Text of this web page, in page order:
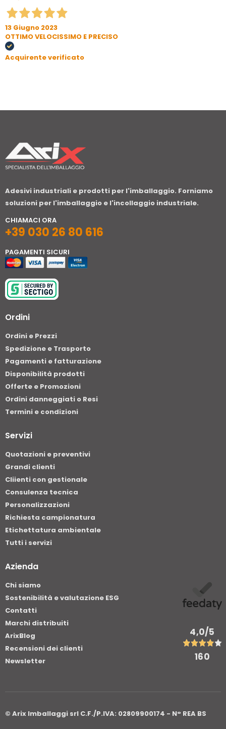
13 Giugno 2023
OTTIMO VELOCISSIMO E PRECISO
Acquirente verificato
Adesivi industriali e prodotti per l'imballaggio. Forniamo
soluzioni per l'imballaggio e l'incollaggio industriale.
CHIAMACI ORA
+39 030 26 80 616
PAGAMENTI SICURI
Ordini
Ordini e Prezzi
Spedizione e Trasporto
Pagamenti e fatturazione
Disponibilità prodotti
Offerte e Promozioni
Ordini danneggiati o Resi
Termini e condizioni
Servizi
Quotazioni e preventivi
Grandi clienti
Cliienti con gestionale
Consulenza tecnica
Personalizzazioni
Richiesta campionatura
Etichettatura ambientale
Tutti i servizi
Azienda
Chi siamo
Sostenibilità e valutazione ESG
Contatti
Marchi distribuiti
ArixBlog
Recensioni dei clienti
Newsletter
4,0/5
160
© Arix Imballaggi srl C.F./P.IVA: 02809900174 - N° REA BS